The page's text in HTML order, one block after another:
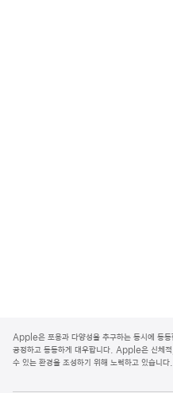
p
p
l
Apple은 포용과 다양성을 추구하는 동시에 동
공정하고 동등하게 대우합니다. Apple은 신체
수 있는 환경을 조성하기 위해 노력하고 있습니다.